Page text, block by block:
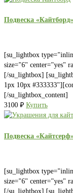
Подвеска «Кайтборд»
[su_lightbox
size="6" center="yes"
[/su_lightbox]
1px 10px
[/su_lightbox_content]
3100 ₽ Купить
Подвеска
[su_lightbox
size="6" center="yes"
[/su_lightbox]